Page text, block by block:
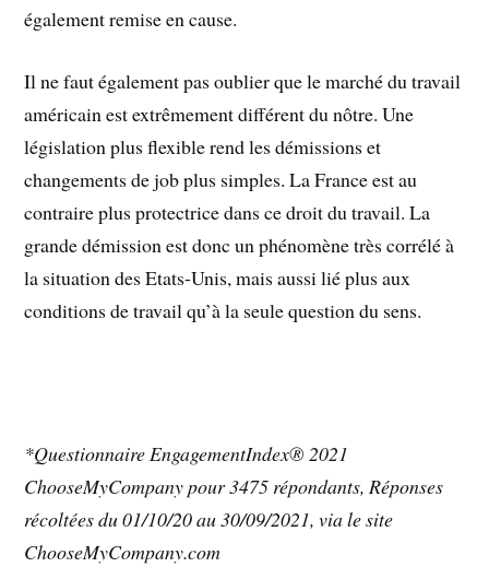
également remise en cause.
Il ne faut également pas oublier que le marché du travail
américain est extrêmement différent du nôtre. Une
législation plus flexible rend les démissions et
changements de job plus simples. La France est au
contraire plus protectrice dans ce droit du travail. La
grande démission est donc un phénomène très corrélé à
la situation des Etats-Unis, mais aussi lié plus aux
conditions de travail qu’à la seule question du sens.
*Questionnaire EngagementIndex® 2021
ChooseMyCompany pour 3475 répondants, Réponses
récoltées du 01/10/20 au 30/09/2021, via le site
ChooseMyCompany.com